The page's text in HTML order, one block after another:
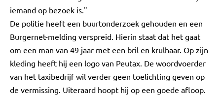
iemand op bezoek is."
De politie heeft een buurtonderzoek gehouden en een
Burgernet-melding verspreid. Hierin staat dat het gaat
om een man van 49 jaar met een bril en krulhaar. Op zijn
kleding heeft hij een logo van Peutax. De woordvoerder
van het taxibedrijf wil verder geen toelichting geven op
de vermissing. Uiteraard hoopt hij op een goede afloop.